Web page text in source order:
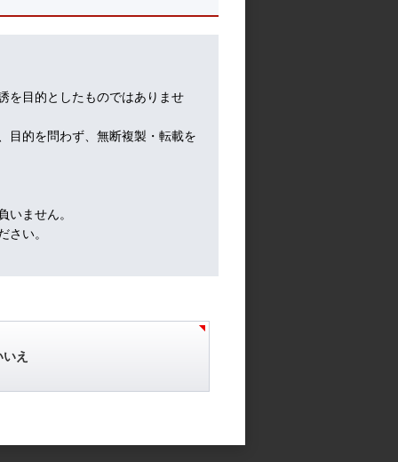
を目的としたものではありませ
目的を問わず、無断複製・転載を
ません。
い。
え